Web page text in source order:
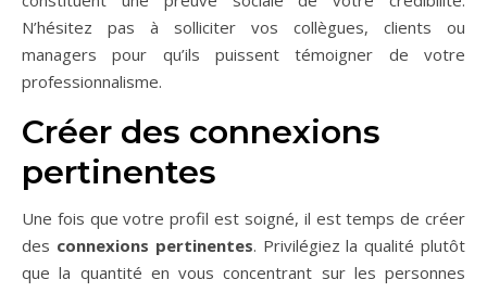
N’hésitez pas à solliciter vos collègues, clients ou
managers pour qu’ils puissent témoigner de votre
professionnalisme.
Créer des connexions
pertinentes
Une fois que votre profil est soigné, il est temps de créer
des connexions pertinentes. Privilégiez la qualité plutôt
que la quantité en vous concentrant sur les personnes